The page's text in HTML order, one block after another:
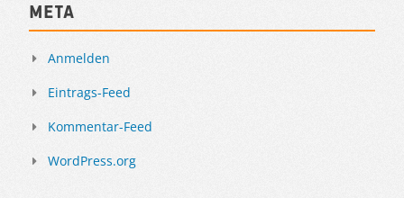
Meta
Anmelden
Eintrags-Feed
Kommentar-Feed
WordPress.org